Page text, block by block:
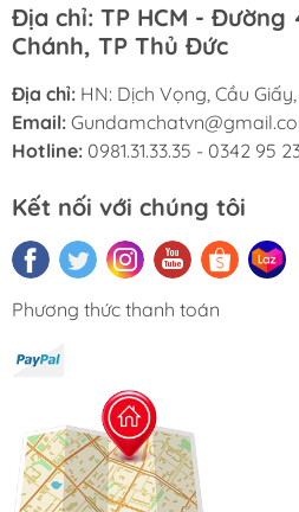
Địa chỉ: TP HCM - Đường
Chánh, TP Thủ Đức
Địa chỉ: HN: Dịch Vọng, Cầu
Email:
Hotline: 0981.31.33.35 - 0342 95
Kết nối với chúng tôi
Phương thức thanh toán